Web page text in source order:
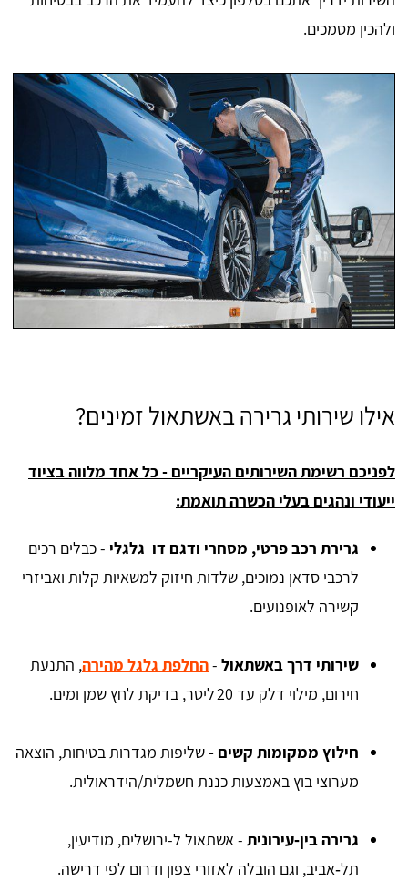
ולהכין מסמכים.
אילו שירותי גרירה באשתאול זמינים?
לפניכם רשימת השירותים העיקריים - כל אחד מלווה בציוד
ייעודי ונהגים בעלי הכשרה תואמת:
גרירת רכב פרטי, מסחרי ודגם דו גלגלי - כבלים רכים
לרכבי סדאן נמוכים, שלדות חיזוק למשאיות קלות ואביזרי
קשירה לאופנועים.
שירותי דרך באשתאול -החלפת גלגל מהירה, התנעת
חירום, מילוי דלק עד 20 ליטר, בדיקת לחץ שמן ומים.
חילוץ ממקומות קשים -שליפות מגדרות בטיחות, הוצאה
מערוצי בוץ באמצעות כננת חשמלית/הידראולית.
גרירה בין‑עירונית - אשתאול ל-ירושלים, מודיעין,
תל‑אביב, וגם הובלה לאזורי צפון ודרום לפי דרישה.